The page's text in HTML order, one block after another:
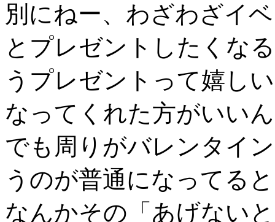
別にねー、わざわざイ
とプレゼントしたくな
うプレゼントって嬉し
なってくれた方がいい
でも周りがバレンタイ
うのが普通になってる
なんかその「あげない